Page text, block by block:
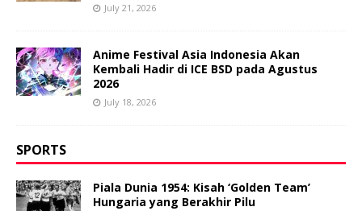
July 21, 2026
Anime Festival Asia Indonesia Akan
Kembali Hadir di ICE BSD pada Agustus
2026
July 18, 2026
SPORTS
Piala Dunia 1954: Kisah ‘Golden Team’
Hungaria yang Berakhir Pilu